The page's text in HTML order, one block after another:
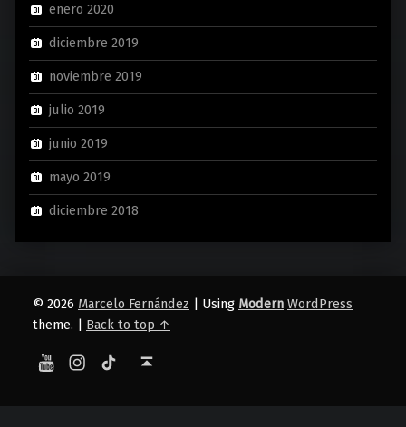
enero 2020
diciembre 2019
noviembre 2019
julio 2019
junio 2019
mayo 2019
diciembre 2018
© 2026 Marcelo Fernández | Using Modern WordPress
theme. | Back to top ↑